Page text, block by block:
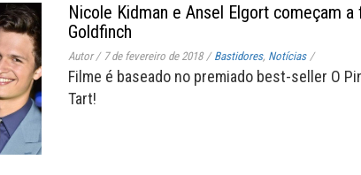
Nicole Kidman e Ansel Elgort começam a
Goldfinch
Autor/ 7 de fevereiro de 2018 / Bastidores, Notícias /
Filme é baseado no premiado best-seller O
Tart!